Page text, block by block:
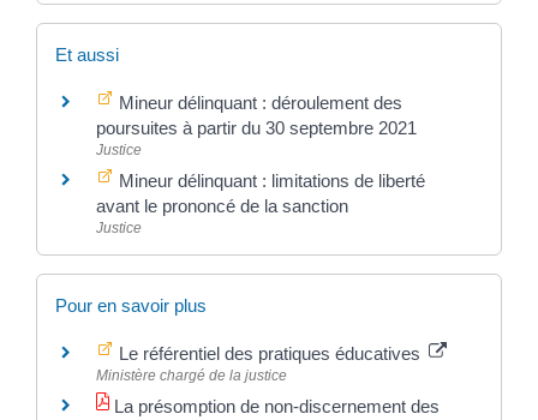
Et aussi
Mineur délinquant : déroulement des
poursuites à partir du 30 septembre 2021
Justice
Mineur délinquant : limitations de liberté
avant le prononcé de la sanction
Justice
Pour en savoir plus
Le référentiel des pratiques éducatives
Ministère chargé de la justice
La présomption de non-discernement des